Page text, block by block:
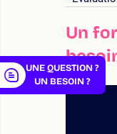
Un
UNE QUESTION ?
UN BESOIN ?